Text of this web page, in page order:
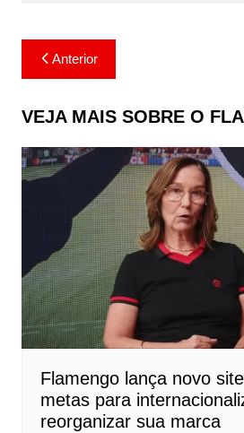
Navegação
de
Post
Anterior
VEJA MAIS SOBRE O
Flamengo lança novo
metas para
reorganizar sua marca